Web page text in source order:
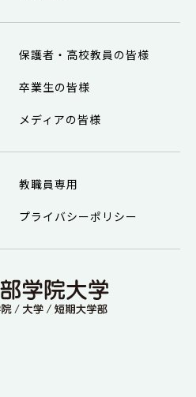
保護者・高校教員の皆様
卒業生の皆様
メディアの皆様
教職員専用
プライバシーポリシー